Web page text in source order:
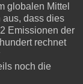
globalen Mittel
aus, dass dies
Emissionen der
rechnet
noch die